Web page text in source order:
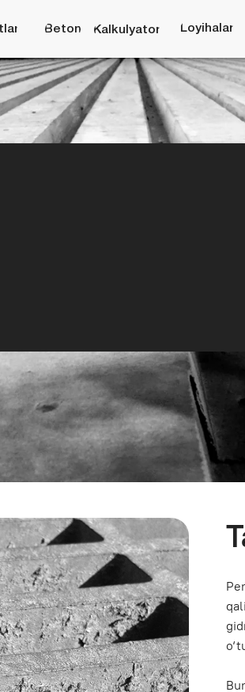
Yangiliklar
Loyihalar
Kalkulyator
Beton
Tavsif:
Penetron
qalinligi bo‘ylab
gidroizolyatsion
o‘tuvchi
Bunday beton
qo‘llaniladi, u
himoyani